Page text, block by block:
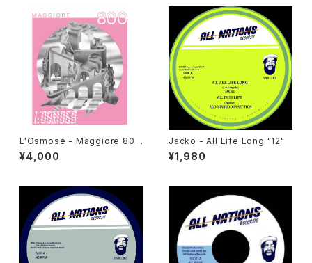
L'Osmose - Maggiore 800
"LP"
¥4,000
Jacko - All Life Long "12"
¥1,980